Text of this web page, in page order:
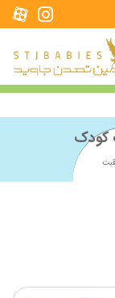
کودک